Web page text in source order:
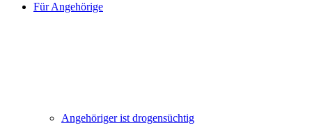
Für Angehörige
Angehöriger ist drogensüchtig